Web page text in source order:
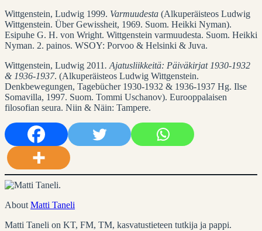
Wittgenstein, Ludwig 1999. Varmuudesta (Alkuperäisteos Ludwig
Wittgenstein. Über Gewissheit, 1969. Suom. Heikki Nyman).
Esipuhe G. H. von Wright. Wittgenstein varmuudesta. Suom. Heikki
Nyman. 2. painos. WSOY: Porvoo & Helsinki & Juva.
Wittgenstein, Ludwig 2011. Ajatusliikkeitä: Päiväkirjat 1930-1932
& 1936-1937. (Alkuperäisteos Ludwig Wittgenstein.
Denkbewegungen, Tagebücher 1930-1932 & 1936-1937 Hg. Ilse
Somavilla, 1997. Suom. Tommi Uschanov). Eurooppalaisen
filosofian seura. Niin & Näin: Tampere.
About Matti Taneli
Matti Taneli on KT, FM, TM, kasvatustieteen tutkija ja pappi.